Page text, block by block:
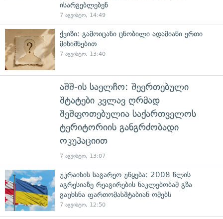
ისარგებლებენ
7 აგვისტო, 14:49
ქვიზი: გამოიცანი ცნობილი ადამიანი ერთი
მინიშნებით
7 აგვისტო, 13:40
აშშ-ის საელჩო: შეერთებული
შტატები კვლავ ღრმად
შეშფოთებულია საქართველოს
ტერიტორიის განგრძობადი
ოკუპაციით
7 აგვისტო, 13:07
უკრაინის საგარეო უწყება: 2008 წლის
აგრესიაზე რეაგირების ნაკლებობამ გზა
გაუხსნა ფართომასშტაბიან ომებს
7 აგვისტო, 12:50